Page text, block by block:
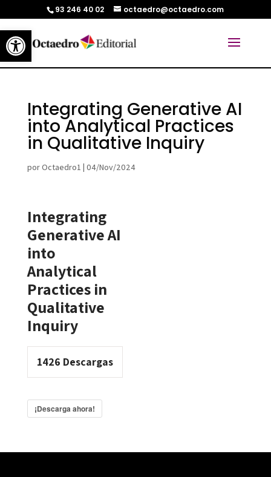
Abrir barra de herramientas
93 246 40 02 octaedro@octaedro.com
Integrating Generative AI
into Analytical Practices
in Qualitative Inquiry
porOctaedro1 | 04/Nov/2024
Integrating
Generative AI
into
Analytical
Practices in
Qualitative
Inquiry
1426 Descargas
¡Descarga ahora!